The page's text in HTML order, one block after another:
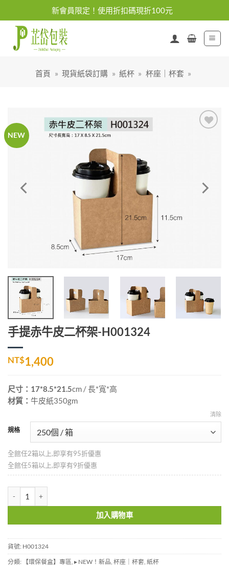
content
新會員限定！使用折扣碼現折100元
首頁 » 現貨紙袋訂購 » 紙杯 » 杯座｜杯套 »
NEW
手提赤牛皮二杯架-H001324
NT$1,400
尺寸：17*8.5*21.5cm / 長*寬*高
材質： 牛皮紙350gm
規格
清除
全館任2箱以上,即享有95折優惠
全館任5箱以上,即享有9折優惠
加入購物車
貨號: H001324
分類:
【環保餐盒】專區 ▸ NEW！新品 杯座｜杯套 紙杯